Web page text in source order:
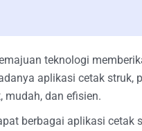
teknologi
aplikasi cetak
mudah, dan efisien.
berbagai aplikasi